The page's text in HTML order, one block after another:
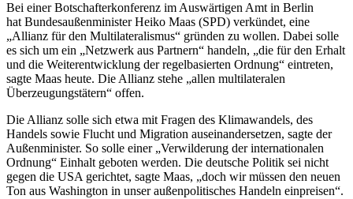
Bei einer Botschafterkonferenz im Auswärtigen Amt in Berlin
hat Bundesaußenminister Heiko Maas (SPD) verkündet, eine
„Allianz für den Multilateralismus“ gründen zu wollen. Dabei solle
es sich um ein „Netzwerk aus Partnern“ handeln, „die für den Erhalt
und die Weiterentwicklung der regelbasierten Ordnung“ eintreten,
sagte Maas heute. Die Allianz stehe „allen multilateralen
Überzeugungstätern“ offen.
Die Allianz solle sich etwa mit Fragen des Klimawandels, des
Handels sowie Flucht und Migration auseinandersetzen, sagte der
Außenminister. So solle einer „Verwilderung der internationalen
Ordnung“ Einhalt geboten werden. Die deutsche Politik sei nicht
gegen die USA gerichtet, sagte Maas, „doch wir müssen den neuen
Ton aus Washington in unser außenpolitisches Handeln einpreisen“.